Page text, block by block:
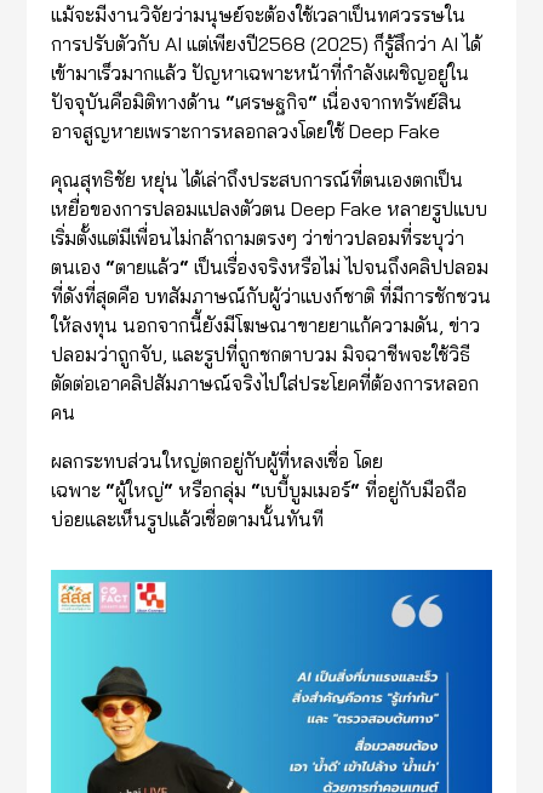
แม้จะมีงานวิจัยว่ามนุษย์จะต้องใช้เวลาเป็นทศวรรษใน
การปรับตัวกับ AI แต่เพียงปี2568 (2025) ก็รู้สึกว่า AI ได้
เข้ามาเร็วมากแล้ว ปัญหาเฉพาะหน้าที่กำลังเผชิญอยู่ใน
ปัจจุบันคือมิติทางด้าน “เศรษฐกิจ“ เนื่องจากทรัพย์สิน
อาจสูญหายเพราะการหลอกลวงโดยใช้ Deep Fake
คุณสุทธิชัย หยุ่น ได้เล่าถึงประสบการณ์ที่ตนเองตกเป็น
เหยื่อของการปลอมแปลงตัวตน Deep Fake หลายรูปแบบ
เริ่มตั้งแต่มีเพื่อนไม่กล้าถามตรงๆ ว่าข่าวปลอมที่ระบุว่า
ตนเอง “ตายแล้ว“ เป็นเรื่องจริงหรือไม่ ไปจนถึงคลิปปลอม
ที่ดังที่สุดคือ บทสัมภาษณ์กับผู้ว่าแบงก์ชาติ ที่มีการชักชวน
ให้ลงทุน นอกจากนี้ยังมีโฆษณาขายยาแก้ความดัน, ข่าว
ปลอมว่าถูกจับ, และรูปที่ถูกชกตาบวม มิจฉาชีพจะใช้วิธี
ตัดต่อเอาคลิปสัมภาษณ์จริงไปใส่ประโยคที่ต้องการหลอก
คน
ผลกระทบส่วนใหญ่ตกอยู่กับผู้ที่หลงเชื่อ โดย
เฉพาะ “ผู้ใหญ่“ หรือกลุ่ม “เบบี้บูมเมอร์“ ที่อยู่กับมือถือ
บ่อยและเห็นรูปแล้วเชื่อตามนั้นทันที